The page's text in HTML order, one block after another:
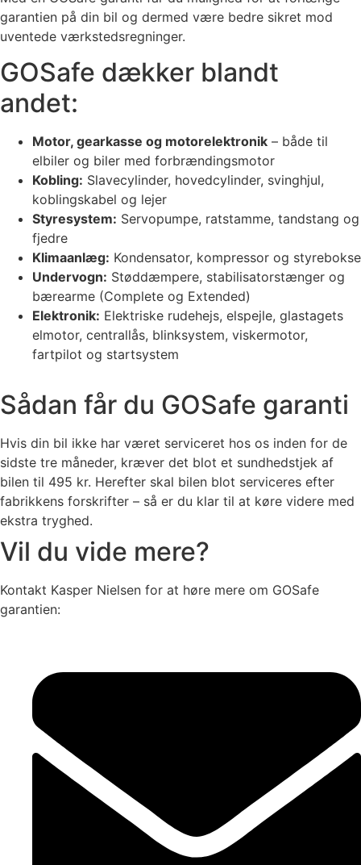
garantien på din bil og dermed være bedre sikret mod
uventede værkstedsregninger.
GOSafe dækker blandt
andet:
Motor, gearkasse og motorelektronik – både til
elbiler og biler med forbrændingsmotor
Kobling: Slavecylinder, hovedcylinder, svinghjul,
koblingskabel og lejer
Styresystem: Servopumpe, ratstamme, tandstang og
fjedre
Klimaanlæg: Kondensator, kompressor og styrebokse
Undervogn: Støddæmpere, stabilisatorstænger og
bærearme (Complete og Extended)
Elektronik: Elektriske rudehejs, elspejle, glastagets
elmotor, centrallås, blinksystem, viskermotor,
fartpilot og startsystem
Sådan får du GOSafe garanti
Hvis din bil ikke har været serviceret hos os inden for de
sidste tre måneder, kræver det blot et sundhedstjek af
bilen til 495 kr. Herefter skal bilen blot serviceres efter
fabrikkens forskrifter – så er du klar til at køre videre med
ekstra tryghed.
Vil du vide mere?
Kontakt Kasper Nielsen for at høre mere om GOSafe
garantien: